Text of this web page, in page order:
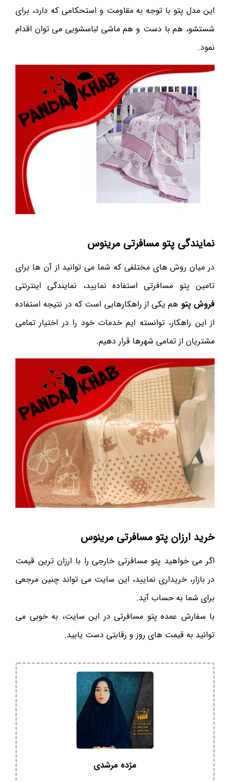
این مدل پتو با توجه به مقاومت و استحکامی که دارد، برای
شستشو، هم با دست و هم ماشی لباسشویی می توان اقدام
نمود.
نمایندگی پتو مسافرتی مرینوس
در میان روش های مختلفی که شما می توانید از آن ها برای
تامین پتو مسافرتی استفاده نمایید، نمایندگی اینترنتی
فروش پتو هم یکی از راهکارهایی است که در نتیجه استفاده
از این راهکار، توانسته ایم خدمات خود را در اختیار تمامی
مشتریان از تمامی شهرها قرار دهیم.
خرید ارزان پتو مسافرتی مرینوس
اگر می خواهید پتو مسافرتی خارجی را با ارزان ترین قیمت
در بازار، خریداری نمایید، این سایت می تواند چنین مرجعی
برای شما به حساب آید.
با سفارش عمده پتو مسافرتی در این سایت، به خوبی می
توانید به قیمت های روز و رقابتی دست یابید.
مژده مرشدی